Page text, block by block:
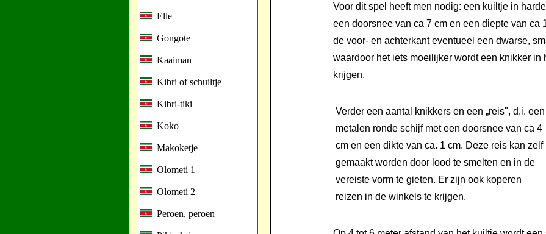
Elle
Gongote
Kaaiman
Kibri of schuiltje
Kibri-tiki
Koko
Makoketje
Olometi 1
Olometi 2
Peroen, peroen
Voor dit spel heeft men nodig: een kuiltje in
een doorsnee van ca 7 cm en een diepte van ca
de voor- en achterkant eventueel een dwarse,
waardoor het iets moeilijker wordt een knikker in
krijgen.
Verder een aantal knikkers en een „reis", d.i. een
metalen ronde schijf met een doorsnee van ca 4
cm en een dikte van ca. 1 cm. Deze reis kan zelf
gemaakt worden door lood te smelten en in de
vereiste vorm te gieten. Er zijn ook koperen
reizen in de winkels te krijgen.